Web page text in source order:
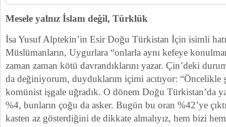
Mesele yalnız İslam değil, Türklük
İsa Yusuf Alptekin’in Esir Doğu Türkistan İçin isimli
Müslümanların, Uygurlara “onlarla aynı kefeye
zaman zaman kötü davrandıklarını yazar. Çin’deki
da değiniyorum, duyduklarım içimi acıtıyor: “Öncelikle
komünist işgale uğradık. O dönem Doğu Türkistan’da
%4, bunların çoğu da asker. Bugün bu oran %42’ye
kasten az gösterdiğini de dikkate almalıyız, hem bizi